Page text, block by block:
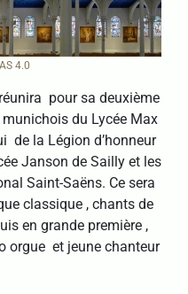
4.0
pour sa deuxième
du Lycée Max
de la Légion d’honneur
Janson de Sailly et les
Saint-Saëns. Ce sera
classique , chants de
en grande première ,
orgue et jeune chanteur